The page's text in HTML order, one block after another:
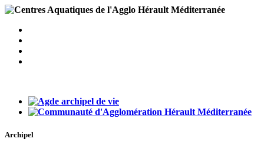
Archipel